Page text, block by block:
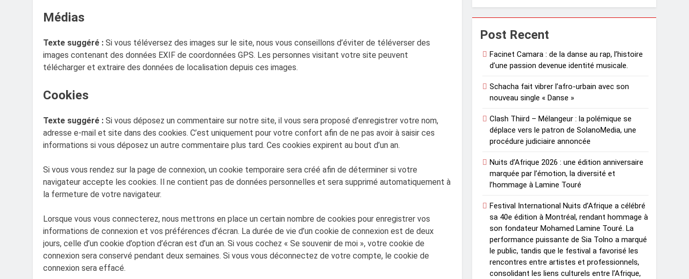
Médias
Texte suggéré : Si vous téléversez des images sur le site, nous vous conseillons d’éviter de téléverser des
images contenant des données EXIF de coordonnées GPS. Les personnes visitant votre site peuvent
télécharger et extraire des données de localisation depuis ces images.
Cookies
Texte suggéré : Si vous déposez un commentaire sur notre site, il vous sera proposé d’enregistrer votre nom,
adresse e-mail et site dans des cookies. C’est uniquement pour votre confort afin de ne pas avoir à saisir ces
informations si vous déposez un autre commentaire plus tard. Ces cookies expirent au bout d’un an.
Si vous vous rendez sur la page de connexion, un cookie temporaire sera créé afin de déterminer si votre
navigateur accepte les cookies. Il ne contient pas de données personnelles et sera supprimé automatiquement à
la fermeture de votre navigateur.
Lorsque vous vous connecterez, nous mettrons en place un certain nombre de cookies pour enregistrer vos
informations de connexion et vos préférences d’écran. La durée de vie d’un cookie de connexion est de deux
jours, celle d’un cookie d’option d’écran est d’un an. Si vous cochez « Se souvenir de moi », votre cookie de
connexion sera conservé pendant deux semaines. Si vous vous déconnectez de votre compte, le cookie de
connexion sera effacé.
musicale.
Post Recent
Facinet Camara : de la danse au rap, l’histoire
d’une passion devenue identité musicale.
Schacha fait vibrer l’afro-urbain avec son
nouveau single « Danse »
Clash Thiird – Mélangeur : la polémique se
déplace vers le patron de SolanoMedia, une
procédure judiciaire annoncée
Nuits d’Afrique 2026 : une édition anniversaire
marquée par l’émotion, la diversité et
l’hommage à Lamine Touré
Festival International Nuits d’Afrique a célébré
sa 40e édition à Montréal, rendant hommage à
son fondateur Mohamed Lamine Touré. La
performance puissante de Sia Tolno a marqué
le public, tandis que le festival a favorisé les
rencontres entre artistes et professionnels,
consolidant les liens culturels entre l’Afrique,